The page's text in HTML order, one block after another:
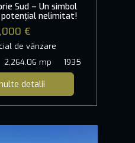
Sud – Un simbol
nelimitat!
€
de vânzare
2,264.06 mp 1935
detalii